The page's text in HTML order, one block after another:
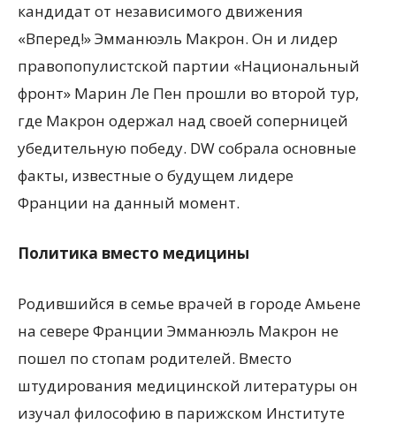
кандидат от независимого движения
«Вперед!» Эмманюэль Макрон. Он и лидер
правопопулистской партии «Национальный
фронт» Марин Ле Пен прошли во второй тур,
где Макрон одержал над своей соперницей
убедительную победу. DW собрала основные
факты, известные о будущем лидере
Франции на данный момент.
Политика вместо медицины
Родившийся в семье врачей в городе Амьене
на севере Франции Эмманюэль Макрон не
пошел по стопам родителей. Вместо
штудирования медицинской литературы он
изучал философию в парижском Институте